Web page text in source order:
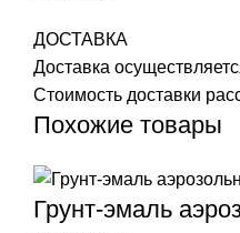
ДОСТАВКА
Доставка
Стоимость доставки
Похожие товары
Грунт-эмаль